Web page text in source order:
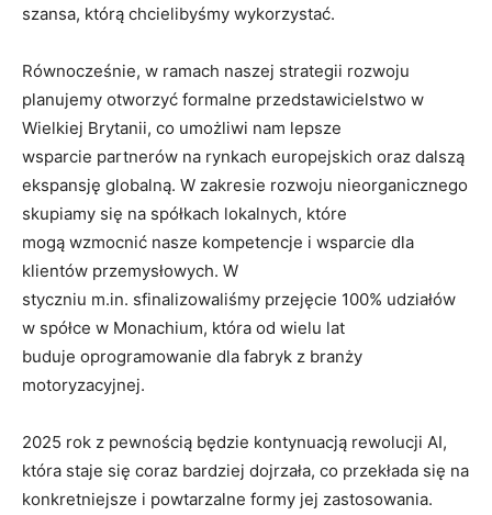
szansa, którą chcielibyśmy wykorzystać.
Równocześnie, w ramach naszej strategii rozwoju
planujemy otworzyć formalne przedstawicielstwo w
Wielkiej Brytanii, co umożliwi nam lepsze
wsparcie partnerów na rynkach europejskich oraz dalszą
ekspansję globalną. W zakresie rozwoju nieorganicznego
skupiamy się na spółkach lokalnych, które
mogą wzmocnić nasze kompetencje i wsparcie dla
klientów przemysłowych. W
styczniu m.in. sfinalizowaliśmy przejęcie 100% udziałów
w spółce w Monachium, która od wielu lat
buduje oprogramowanie dla fabryk z branży
motoryzacyjnej.
2025 rok z pewnością będzie kontynuacją rewolucji AI,
która staje się coraz bardziej dojrzała, co przekłada się na
konkretniejsze i powtarzalne formy jej zastosowania.